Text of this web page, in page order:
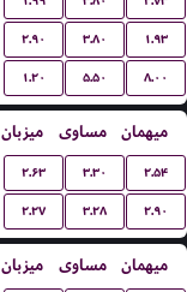
۲.۹۰ ۳.۸۰ ۱.۹۳
۱.۲۰ ۵.۵۰ ۸.۰۰
میزبان مساوی میهمان
۲.۶۳ ۳.۳۰ ۲.۵۴
۲.۲۷ ۳.۲۸ ۲.۹۰
میزبان مساوی میهمان